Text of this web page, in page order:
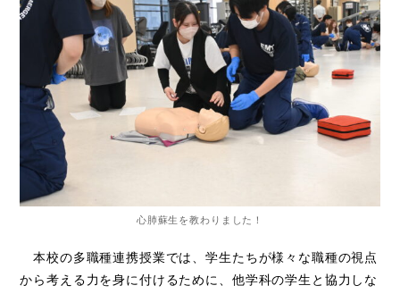
心肺蘇生を教わりました！
本校の多職種連携授業では、学生たちが様々な職種の視点
から考える力を身に付けるために、他学科の学生と協力しな